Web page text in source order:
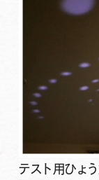
テスト用ひょ